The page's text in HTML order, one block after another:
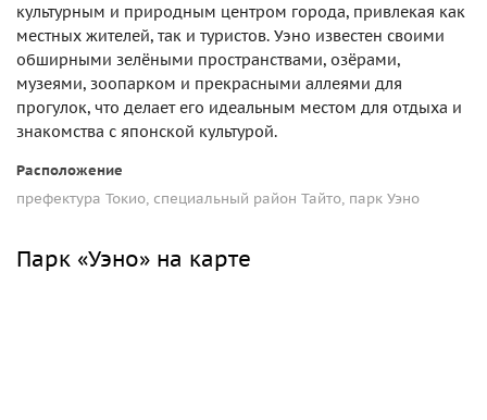
культурным и природным центром города, привлекая как
местных жителей, так и туристов. Уэно известен своими
обширными зелёными пространствами, озёрами,
музеями, зоопарком и прекрасными аллеями для
прогулок, что делает его идеальным местом для отдыха и
знакомства с японской культурой.
Расположение
префектура Токио, специальный район Тайто, парк Уэно
Парк «Уэно» на карте